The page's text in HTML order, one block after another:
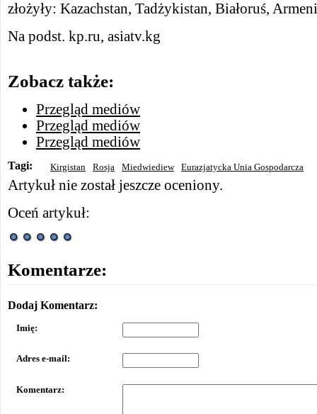
złożyły: Kazachstan, Tadżykistan, Białoruś,
Na podst. kp.ru, asiatv.kg
Zobacz także:
Przegląd mediów
Przegląd mediów
Przegląd mediów
Tagi: Kirgistan Rosja Miedwiediew Eurazjatycka Unia Gospodarcza
Artykuł nie został jeszcze oceniony.
Oceń artykuł:
Komentarze:
Dodaj Komentarz:
Imię:
Adres e-mail:
Komentarz: